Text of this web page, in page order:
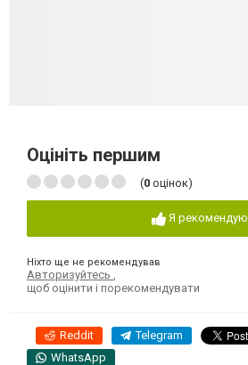
Оцініть першим
(0 оцінок)
Я рекомендую
Ніхто ще не рекомендував
Авторизуйтесь
щоб оцінити і порекомендувати
Reddit Telegram
WhatsApp